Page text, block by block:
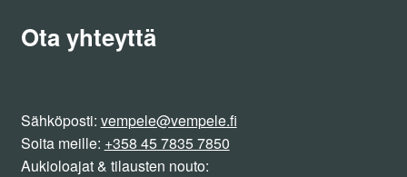
Ota yhteyttä
Sähköposti: vempele@vempele.fi
Soita meille: +358 45 7835 7850
Aukioloajat & tilausten nouto: